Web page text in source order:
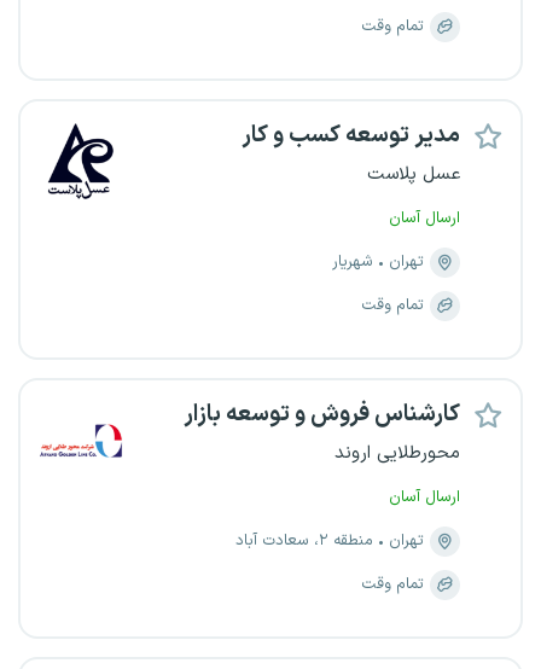
تمام وقت
مدیر توسعه کسب و کار
عسل پلاست
ارسال آسان
تهران
شهریار
تمام وقت
کارشناس فروش و توسعه بازار
محورطلایی اروند
ارسال آسان
تهران
منطقه ۲، سعادت آباد
تمام وقت